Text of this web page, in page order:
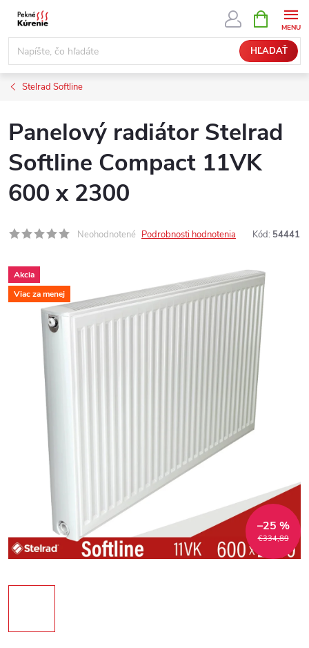
Prejsť
obsah
HĽADAŤ
KOŠÍK
Stelrad Softline
Panelový radiátor Stelrad
Softline Compact 11VK
600 x 2300
Neohodnotené Podrobnosti hodnotenia Kód: 54441
Akcia
Viac za menej
€334,89
–25 %